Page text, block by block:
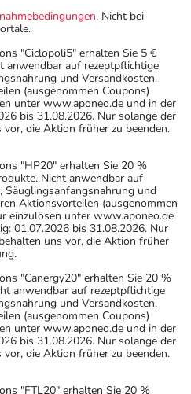
. Nicht bei
"Ciclopoli5" erhalten Sie 5 €
anwendbar auf rezeptpflichtige
und Versandkosten.
(ausgenommen Coupons)
unter www.aponeo.de und in der
bis 31.08.2026. Nur solange der
die Aktion früher zu beenden.
"HP20" erhalten Sie 20 %
Nicht anwendbar auf
Säuglingsanfangsnahrung und
Aktionsvorteilen (ausgenommen
einzulösen unter www.aponeo.de
01.07.2026 bis 31.08.2026. Nur
uns vor, die Aktion früher
"Canergy20" erhalten Sie 20 %
anwendbar auf rezeptpflichtige
und Versandkosten.
(ausgenommen Coupons)
unter www.aponeo.de und in der
bis 31.08.2026. Nur solange der
die Aktion früher zu beenden.
"FTL20" erhalten Sie 20 %